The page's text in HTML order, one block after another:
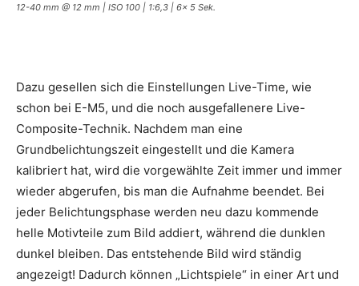
12-40 mm @ 12 mm | ISO 100 | 1:6,3 | 6x 5 Sek.
Dazu gesellen sich die Einstellungen Live-Time, wie
schon bei E-M5, und die noch ausgefallenere Live-
Composite-Technik. Nachdem man eine
Grundbelichtungszeit eingestellt und die Kamera
kalibriert hat, wird die vorgewählte Zeit immer und immer
wieder abgerufen, bis man die Aufnahme beendet. Bei
jeder Belichtungsphase werden neu dazu kommende
helle Motivteile zum Bild addiert, während die dunklen
dunkel bleiben. Das entstehende Bild wird ständig
angezeigt! Dadurch können „Lichtspiele“ in einer Art und